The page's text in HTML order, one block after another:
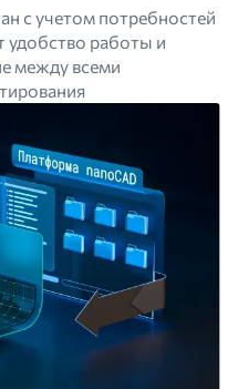
с учетом потребностей
удобство работы и
между всеми